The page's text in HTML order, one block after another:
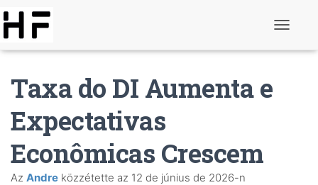
Taxa do DI Aumenta e
Expectativas
Econômicas Crescem
Az Andre közzétette az 12 de június de 2026-n